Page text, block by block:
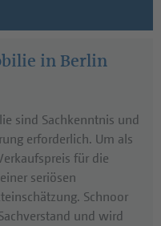
in Pankow
für den
Sie gern!
in Berlin
sind Sachkenntnis und
erforderlich. Um als
für die
seriösen
Schnoor
und wird